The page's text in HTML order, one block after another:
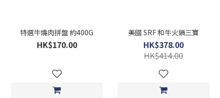
特選牛燒肉拼盤 約400G
HK$170.00
美國 SRF 和牛火鍋三寶
HK$378.00
HK$414.00